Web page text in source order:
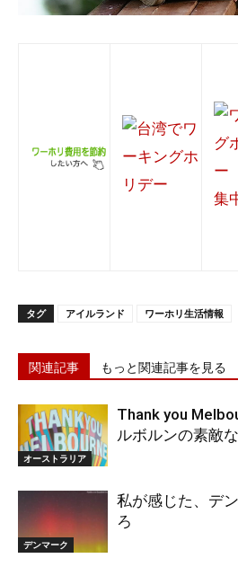
タグ アイルランド ワーホリ生活情報
関連記事 もっと関連記事を見る
オーストラリア
Thank you
ルボルンの素敵
デンマーク
私が感じた、デ
ろ